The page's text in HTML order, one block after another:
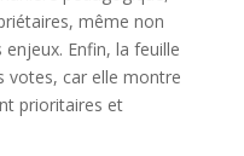
même non
Enfin, la feuille
votes, car elle montre
prioritaires et